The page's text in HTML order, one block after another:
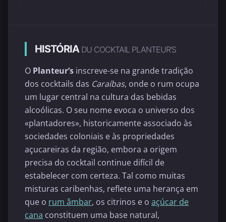
HISTÓRIA DU COCKTAIL PLANTEUR'S
O Planteur’s inscreve-se na grande tradição
dos cocktails das Caraíbas, onde o rum ocupa
um lugar central na cultura das bebidas
alcoólicas. O seu nome evoca o universo dos
«plantadores», historicamente associado às
sociedades coloniais e às propriedades
açucareiras da região, embora a origem
precisa do cocktail continue difícil de
estabelecer com certeza. Tal como muitas
misturas caribenhas, reflete uma herança em
que o rum âmbar, os citrinos e o açúcar de
cana constituem uma base natural,